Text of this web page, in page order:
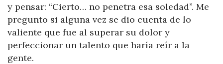
y pensar: “Cierto… no penetra esa soledad”. Me
pregunto si alguna vez se dio cuenta de lo
valiente que fue al superar su dolor y
perfeccionar un talento que haría reír a la
gente.